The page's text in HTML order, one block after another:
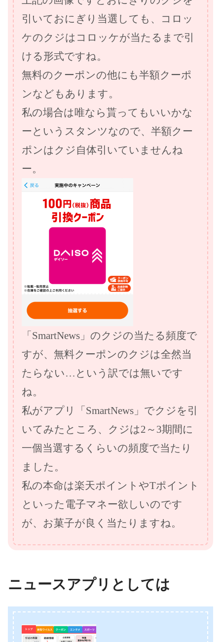
引いておにぎり当選しても、コロッ
ケのクジはコロッケが当たるまで引
ける形式ですね。
無料のクーポンの他にも半額クーポ
ンなどもあります。
私の場合は唯なら貰ってもいいかな
ーというスタンツなので、半額クー
ポンはクジ自体引いていませんね
ー。
「SmartNews」のクジの当たる頻度で
すが、無料クーポンのクジは全然当
たらない…という訳では無いです
ね。
私がアプリ「SmartNews」でクジを引
いてみたところ、クジは2～3期間に
一個当選するくらいの頻度で当たり
ました。
私の本命は楽天ポイントやTポイント
といった電子マネー欲しいのです
が、お菓子が良く当たりますね。
ニュースアプリとしては